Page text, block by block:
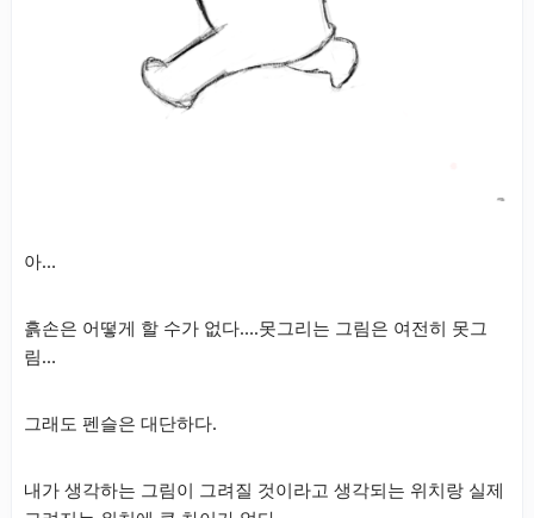
아…
흙손은 어떻게 할 수가 없다….못그리는 그림은 여전히 못그
림…
그래도 펜슬은 대단하다.
내가 생각하는 그림이 그려질 것이라고 생각되는 위치랑 실제